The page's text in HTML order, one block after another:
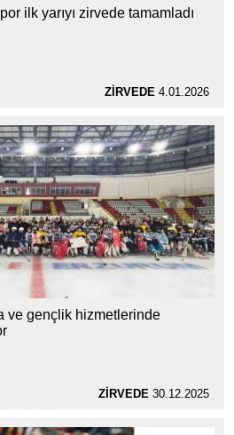
ilk yarıyı zirvede tamamladı
ZİRVEDE4.01.2026
ve gençlik hizmetlerinde
ZİRVEDE30.12.2025